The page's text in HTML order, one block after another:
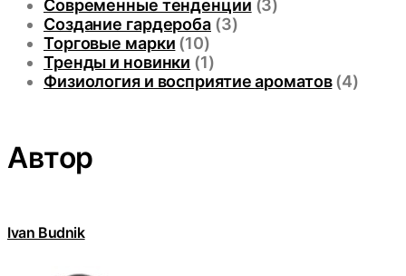
Современные тенденции (3)
Создание гардероба(3)
Торговые марки (10)
Тренды и новинки (1)
Физиология и восприятие ароматов(4)
Автор
Ivan Budnik